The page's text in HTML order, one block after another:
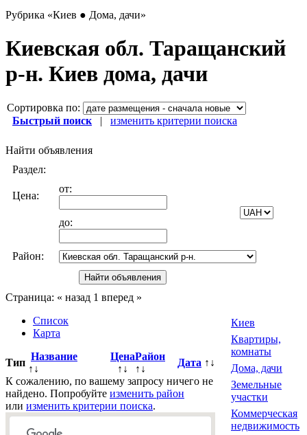
Рубрика «Киев ● Дома, дачи»
Киевская обл. Таращанский
р-н. Киев дома, дачи
Сортировка по:
Быстрый поиск | изменить критерии поиска
Найти объявления
Раздел:
Цена:
от:
до:
Район:
Страница: « назад 1 вперед »
Список
Карта
Тип
Название
↑↓
Цена
↑↓
Район
↑↓
Дата ↑↓
К сожалению, по вашему запросу ничего не
найдено. Попробуйте изменить район
или изменить критерии поиска.
Киев
Квартиры,
комнаты
Дома, дачи
Земельные
участки
Коммерческая
недвижимость